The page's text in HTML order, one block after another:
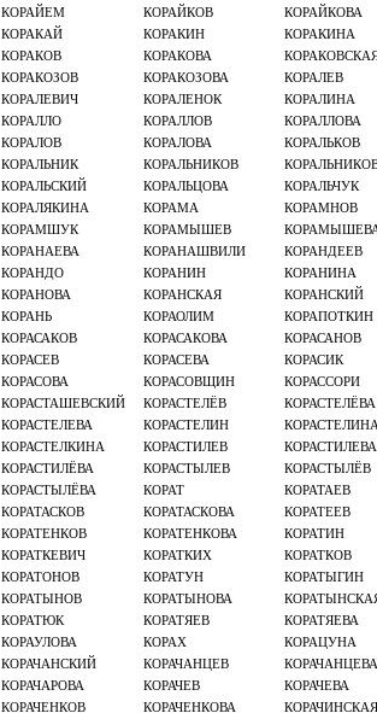
КОРАЙЕМ КОРАЙКОВ
КОРАЙКОВА
КОРАКАЙ КОРАКИН
КОРАКИНА
КОРАКОВ КОРАКОВА
КОРАКОЗОВ КОРАКОЗОВА
КОРАЛЕВ
КОРАЛЕВИЧ КОРАЛЕНОК
КОРАЛИНА
КОРАЛЛО КОРАЛЛОВ
КОРАЛЛОВА
КОРАЛОВ КОРАЛОВА
КОРАЛЬКОВ
КОРАЛЬНИК КОРАЛЬНИКОВ
КОРАЛЬСКИЙ КОРАЛЬЦОВА
КОРАЛЬЧУК
КОРАЛЯКИНА КОРАМА
КОРАМНОВ
КОРАМШУК КОРАМЫШЕВ
КОРАНАЕВА КОРАНАШВИЛИ
КОРАНДЕЕВ
КОРАНДО КОРАНИН
КОРАНИНА
КОРАНОВА КОРАНСКАЯ
КОРАНСКИЙ
КОРАНЬ КОРАОЛИМ
КОРАПОТКИН
КОРАСАКОВ КОРАСАКОВА
КОРАСАНОВ
КОРАСЕВ КОРАСЕВА
КОРАСИК
КОРАСОВА КОРАСОВЩИН
КОРАССОРИ
КОРАСТАШЕВСКИЙ КОРАСТЕЛЁВ
КОРАСТЕЛЁВА
КОРАСТЕЛЕВА КОРАСТЕЛИН
КОРАСТЕЛКИНА КОРАСТИЛЕВ
КОРАСТИЛЕВА
КОРАСТИЛЁВА КОРАСТЫЛЕВ
КОРАСТЫЛЁВ
КОРАСТЫЛЁВА КОРАТ
КОРАТАЕВ
КОРАТАСКОВ КОРАТАСКОВА
КОРАТЕЕВ
КОРАТЕНКОВ КОРАТЕНКОВА
КОРАТИН
КОРАТКЕВИЧ КОРАТКИХ
КОРАТКОВ
КОРАТОНОВ КОРАТУН
КОРАТЫГИН
КОРАТЫНОВ КОРАТЫНОВА
КОРАТЮК КОРАТЯЕВ
КОРАТЯЕВА
КОРАУЛОВА КОРАХ
КОРАЦУНА
КОРАЧАНСКИЙ КОРАЧАНЦЕВ
КОРАЧАНЦЕВА
КОРАЧАРОВА КОРАЧЕВ
КОРАЧЕВА
КОРАЧЕНКОВ КОРАЧЕНКОВА КОРАЧИНСКАЯ